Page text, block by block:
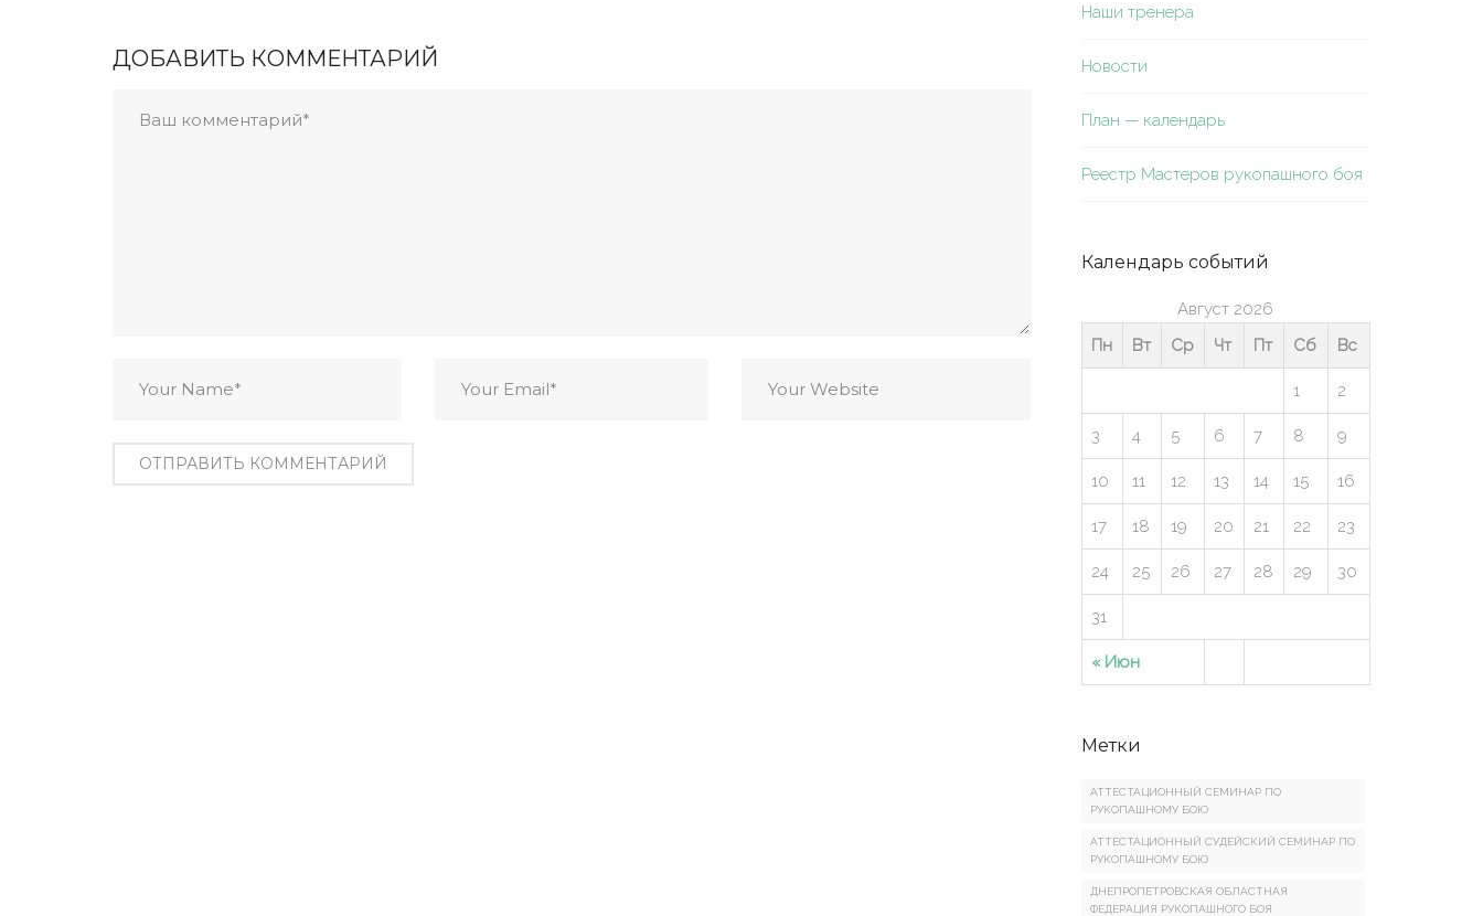
ДОБАВИТЬ КОММЕНТАРИЙ
Наши тренера
Новости
План — календарь
Реестр Мастеров рукопашного боя
Календарь событий
Август 2026
Пн
Вт Ср Чт Пт Сб Вс
« Июн
1 2
3 4 5 6 7 8 9
10 11 12 13 14 15 16
17 18 19 20 21 22 23
24 25 26 27 28 29 30
31
Метки
АТТЕСТАЦИОННЫЙ СЕМИНАР ПО
РУКОПАШНОМУ БОЮ
АТТЕСТАЦИОННЫЙ СУДЕЙСКИЙ СЕМИНАР ПО
РУКОПАШНОМУ БОЮ
ДНЕПРОПЕТРОВСКАЯ ОБЛАСТНАЯ
ФЕДЕРАЦИЯ РУКОПАШНОГО БОЯ